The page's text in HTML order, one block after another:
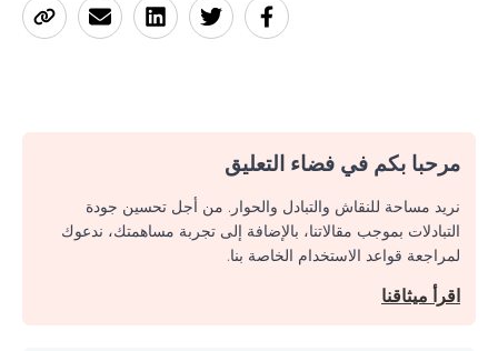
مرحبا بكم في فضاء التعليق
نريد مساحة للنقاش والتبادل والحوار. من أجل تحسين جودة
التبادلات بموجب مقالاتنا، بالإضافة إلى تجربة مساهمتك، ندعوك
لمراجعة قواعد الاستخدام الخاصة بنا.
اقرأ ميثاقنا